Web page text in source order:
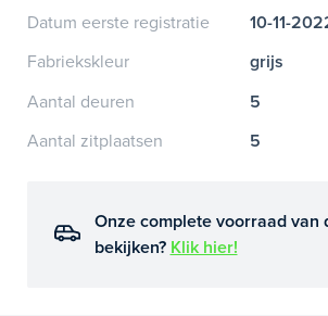
Datum eerste registratie
10-11-
Fabriekskleur
grijs
Aantal deuren
5
Aantal zitplaatsen
5
Onze complete voorraad van
bekijken? Klik hier!